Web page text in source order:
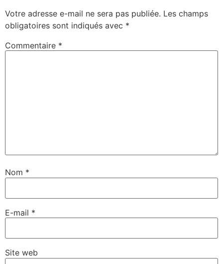
Votre adresse e-mail ne sera pas publiée. Les champs
obligatoires sont indiqués avec *
Commentaire *
Nom *
E-mail *
Site web